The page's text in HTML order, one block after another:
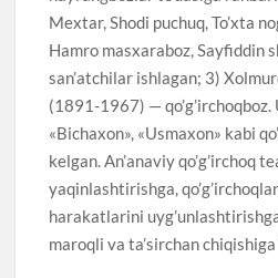
Mextar, Shodi puchuq, To’xta
Hamro masxaraboz, Sayfiddin
san’atchilar ishlagan; 3)
(1891-1967) — qo’g’irchoqboz.
«Bichaxon», «Usmaxon» kabi
kelgan. An’anaviy qo’g’irchoq
yaqinlashtirishga,
harakatlarini
maroqli va ta’sirchan